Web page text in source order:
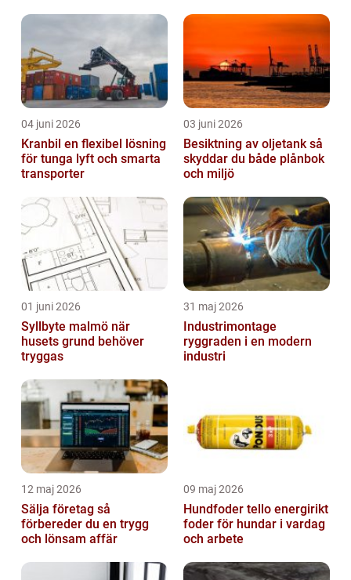
04 juni 2026
Kranbil en flexibel lösning
för tunga lyft och smarta
transporter
03 juni 2026
Besiktning av oljetank så
skyddar du både plånbok
och miljö
01 juni 2026
Syllbyte malmö när
husets grund behöver
tryggas
31 maj 2026
Industrimontage
ryggraden i en modern
industri
12 maj 2026
Sälja företag så
förbereder du en trygg
och lönsam affär
09 maj 2026
Hundfoder tello energirikt
foder för hundar i vardag
och arbete